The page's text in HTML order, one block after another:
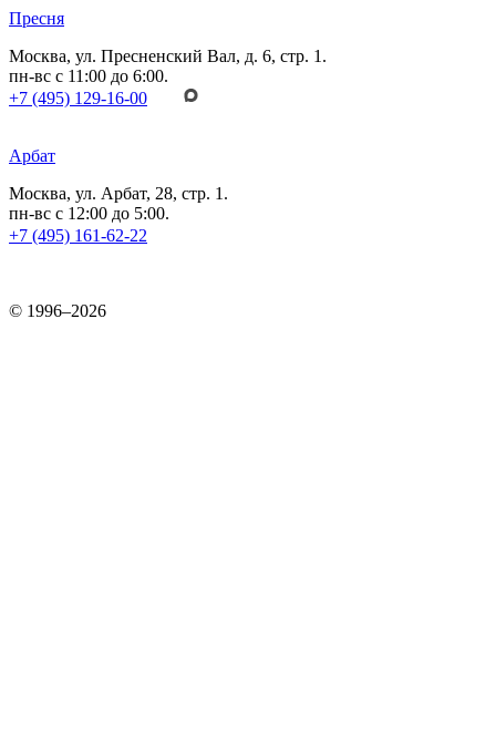
Пресня
Москва, ул. Пресненский Вал, д. 6, стр. 1.
пн-вс с 11:00 до 6:00.
+7 (495) 129-16-00
Арбат
Москва, ул. Арбат, 28, стр. 1.
пн-вс с 12:00 до 5:00.
+7 (495) 161-62-22
© 1996–2026